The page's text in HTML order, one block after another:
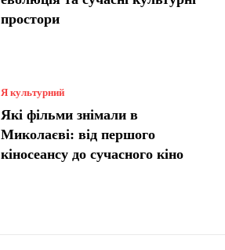
простори
Я культурний
Які фільми знімали в
Миколаєві: від першого
кіносеансу до сучасного кіно